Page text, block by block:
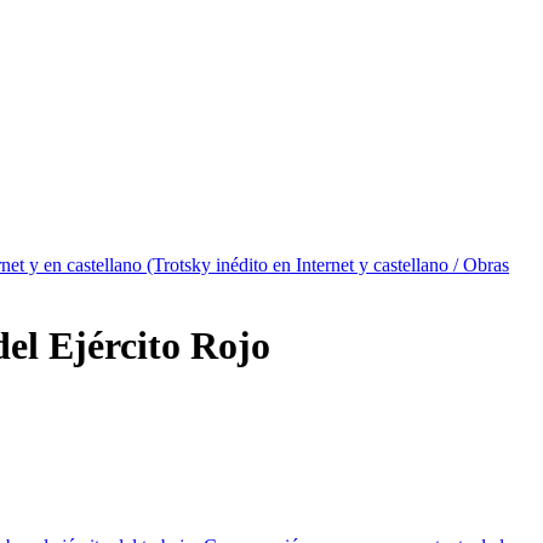
y en castellano (Trotsky inédito en Internet y castellano / Obras
Ejército Rojo